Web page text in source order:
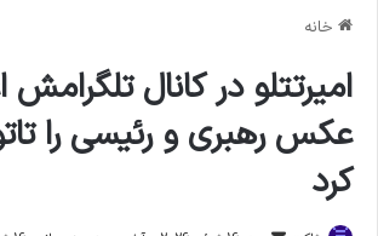
خانه
امیرتتلو در کانال تلگرامش
عکس رهبری و رئیسی را
کرد